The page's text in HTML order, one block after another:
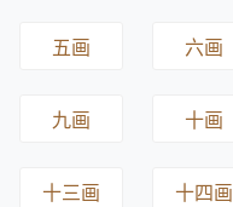
五画 六画
九画 十画
十三画 十四画